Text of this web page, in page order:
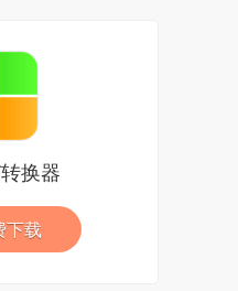
换器
下载